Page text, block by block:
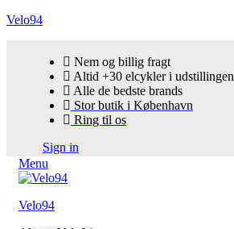
Velo94
Nem og billig fragt
Altid +30 elcykler i udstillingen
Alle de bedste brands
Stor butik i København
Ring til os
Sign in
Menu
Velo94